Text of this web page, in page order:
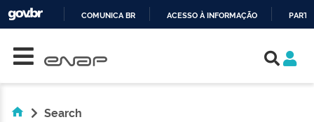
COMUNICA BR ACESSO À INFORMAÇÃO
Search